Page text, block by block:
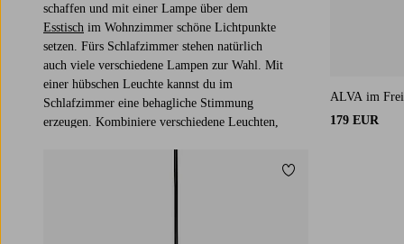
schaffen und mit einer Lampe über dem
Esstisch im Wohnzimmer schöne Lichtpunkte
setzen. Fürs Schlafzimmer stehen natürlich
auch viele verschiedene Lampen zur Wahl. Mit
einer hübschen Leuchte kannst du im
Schlafzimmer eine behagliche Stimmung
erzeugen. Kombiniere verschiedene Leuchten,
ALVA im
179 EUR
Zu Favoriten